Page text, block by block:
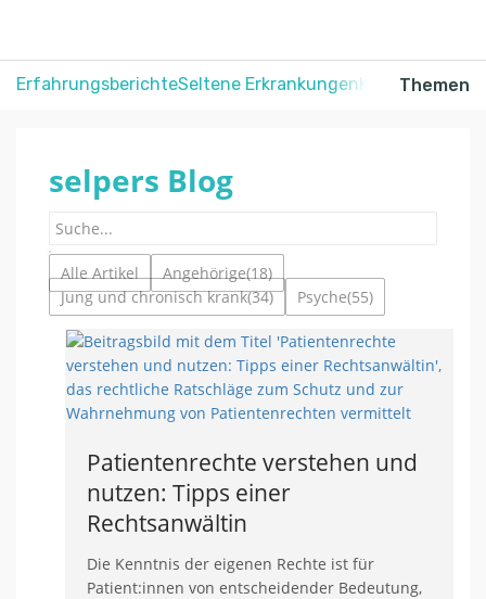
ErfahrungsberichteSeltene ErkrankungenKrebsThemen
selpers Blog
Alle Artikel Angehörige(18)
Jung und chronisch krank(34) Psyche(55)
Patientenrechte verstehen und
nutzen: Tipps einer
Rechtsanwältin
Die Kenntnis der eigenen Rechte ist für
Patient:innen von entscheidender Bedeutung,